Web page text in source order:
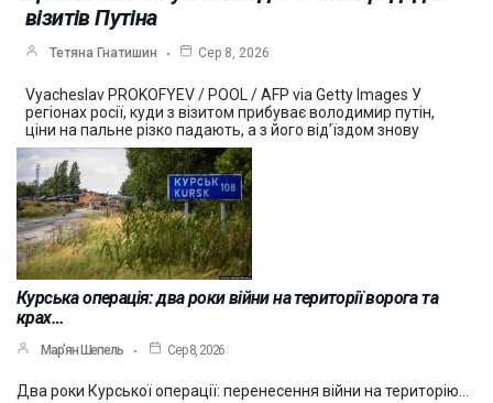
візитів Путіна
Тетяна Гнатишин Сер 8, 2026
Vyacheslav PROKOFYEV / POOL / AFP via Getty Images У
регіонах росії, куди з візитом прибуває володимир путін,
ціни на пальне різко падають, а з його від’їздом знову
Курська операція: два роки війни на території ворога та
крах…
Мар’ян Шепель Сер 8, 2026
Два роки Курської операції: перенесення війни на територію…